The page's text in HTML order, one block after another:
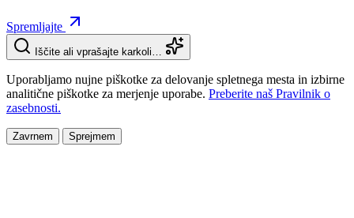
Spremljajte
Iščite ali vprašajte karkoli…
Uporabljamo nujne piškotke za delovanje spletnega mesta in izbirne
analitične piškotke za merjenje uporabe. Preberite naš Pravilnik o
zasebnosti.
Zavrnem Sprejmem